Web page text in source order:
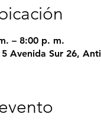
– 8:00 p. m.
Avenida Sur 26,